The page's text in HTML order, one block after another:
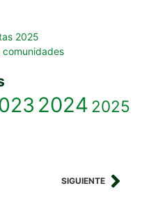
2025
2024 2025
SIGUIENTE